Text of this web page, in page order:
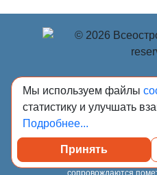
© Учредитель:
Опрышко Светлана
Сообщения и материалы
стройке»
надзору в сфере связи,
массовых коммуникаций
регистрационным
Мы используем файлы
статистику и улучшать
Подробнее...
Принять